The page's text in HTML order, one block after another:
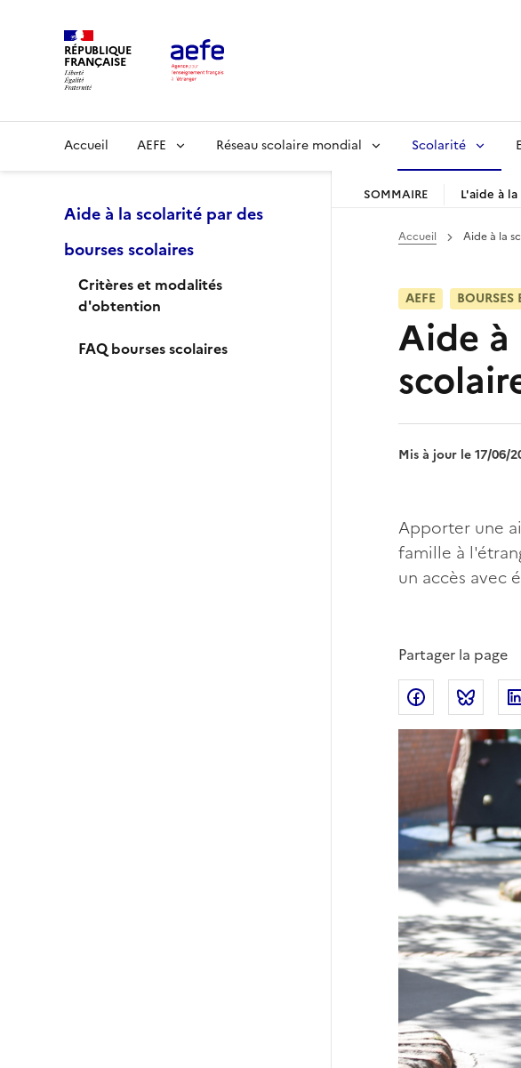
RÉPUBLIQUE
FRANÇAISE
Main
Accueil AEFE Réseau scolaire mondial Scolarité
Aide à la scolarité par des
bourses scolaires
Critères et modalités
d'obtention
FAQ bourses scolaires
SOMMAIRE L'aide à
Accueil Aide à la
AEFE
Aide à
Mis à jour le 17/06/
Apporter une
famille à
un accès avec
Partager la page
Partager sur